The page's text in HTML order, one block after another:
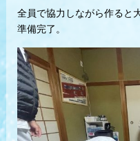
全員で協力しながら作ると
準備完了。